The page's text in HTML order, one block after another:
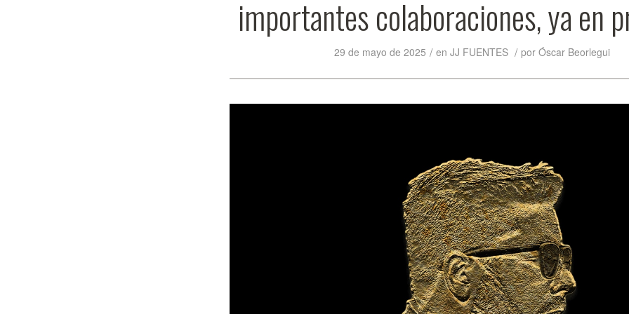
importantes colaboraciones, ya en
29 de mayo de 2025 / en JJ FUENTES / por Óscar Beorlegui